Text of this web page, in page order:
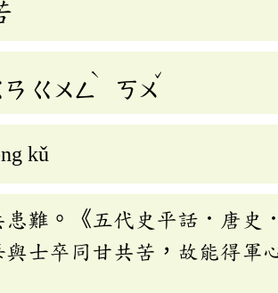
ㄢ ㄍㄨㄥ
ˋ
ㄎㄨ
ˇ
kǔ
患難。《五代史平話．唐史
與士卒同甘共苦，故能得軍